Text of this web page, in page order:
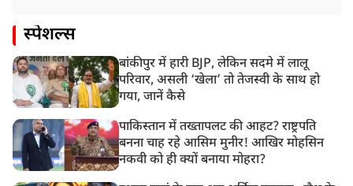
स्पेशल्स
बांकीपुर में हारी BJP, लेकिन सदमे में लालू
परिवार, असली ‘खेला’ तो तेजस्वी के साथ हो
गया, जानें कैसे
पाकिस्तान में तख्तापलट की आहट? राष्ट्रपति
बनना चाह रहे आसिम मुनीर! आखिर मोहसिन
नकवी को ही क्यों बनाया मोहरा?